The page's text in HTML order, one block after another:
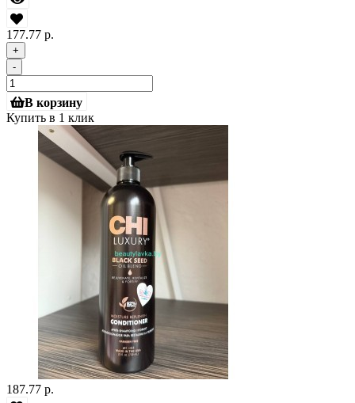
177.77 р.
+
-
В корзину
Купить в 1 клик
187.77 р.